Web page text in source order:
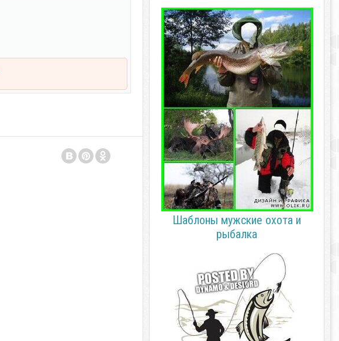
Шаблоны мужские охота и
рыбалка